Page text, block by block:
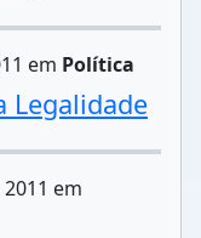
em Política
Legalidade
em